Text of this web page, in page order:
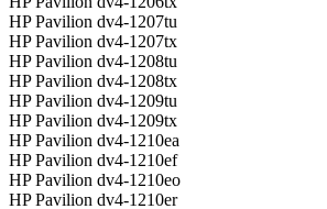
HP Pavilion dv4-1207tu
HP Pavilion dv4-1207tx
HP Pavilion dv4-1208tu
HP Pavilion dv4-1208tx
HP Pavilion dv4-1209tu
HP Pavilion dv4-1209tx
HP Pavilion dv4-1210ea
HP Pavilion dv4-1210ef
HP Pavilion dv4-1210eo
HP Pavilion dv4-1210er